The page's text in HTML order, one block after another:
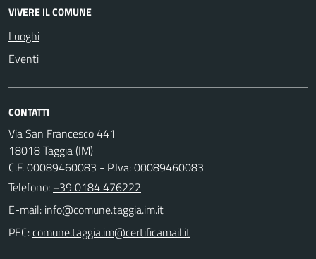
VIVERE IL COMUNE
Luoghi
Eventi
CONTATTI
Via San Francesco 441
18018 Taggia (IM)
C.F. 00089460083 - P.Iva: 00089460083
Telefono: +39 0184 476222
E-mail:
PEC: